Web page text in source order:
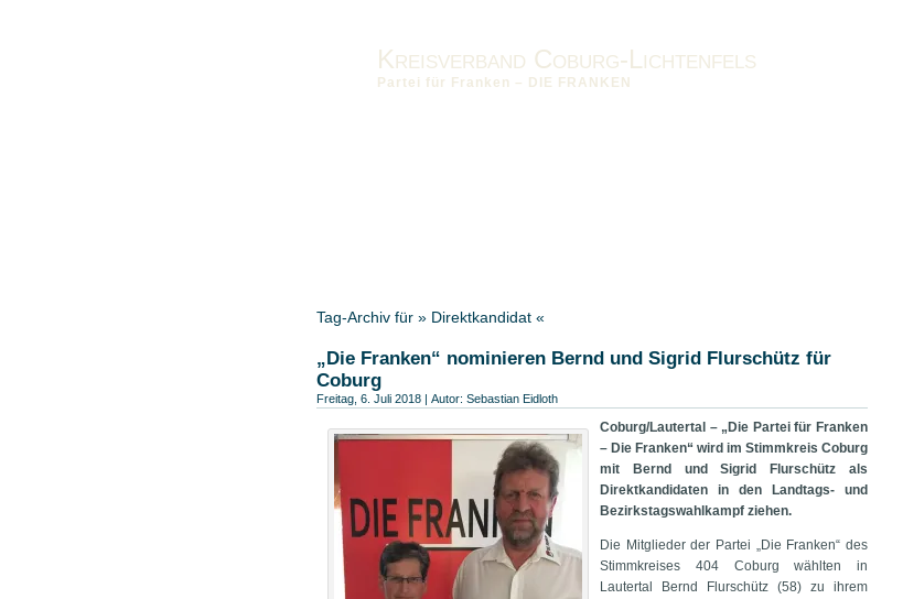
Kreisverband Coburg-Lichtenfels
Partei für Franken – DIE FRANKEN
Tag-Archiv für » Direktkandidat «
„Die Franken“ nominieren Bernd und Sigrid Flurschütz für
Coburg
Freitag, 6. Juli 2018 | Autor: Sebastian Eidloth
Coburg/Lautertal – „Die Partei für Franken
– Die Franken“ wird im Stimmkreis Coburg
mit Bernd und Sigrid Flurschütz als
Direktkandidaten in den Landtags- und
Bezirkstagswahlkampf ziehen.
Die Mitglieder der Partei „Die Franken“ des
Stimmkreises 404 Coburg wählten in
Lautertal Bernd Flurschütz (58) zu ihrem